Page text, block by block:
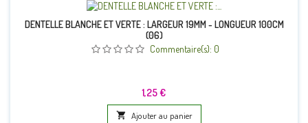
DENTELLE BLANCHE ET VERTE : LARGEUR 19MM - LONGUEUR 100CM
(06)
Commentaire(s): 0
Prix
1,25 €
 Ajouter au panier